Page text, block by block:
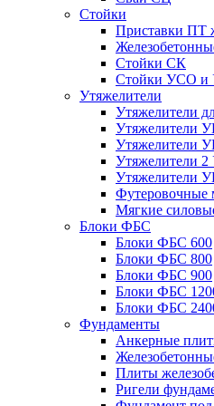
Стойки
Приставки ПТ
Стойки СК
Стойки УСО и
Утяжелители
Утяжелители
Утяжелители
Утяжелители
Утяжелители
Утяжелители
Футеровочные
Мягкие
Блоки ФБС
Блоки ФБС 600
Блоки ФБС 800
Блоки ФБС 900
Блоки ФБС
Блоки ФБС
Фундаменты
Анкерные
Плиты
Ригели